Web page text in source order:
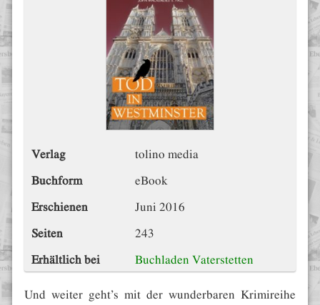
Verlag tolino media
Buchform eBook
Erschienen Juni 2016
Seiten 243
Erhältlich bei Buchladen Vaterstetten
Und weiter geht’s mit der wunderbaren Krimireihe